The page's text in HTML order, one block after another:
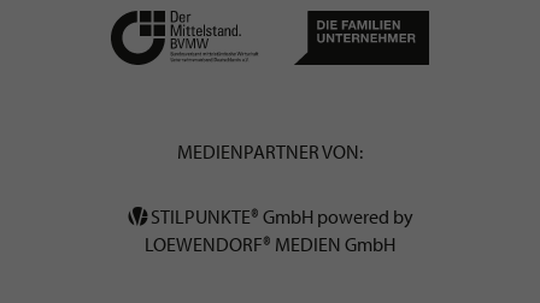
MEDIENPARTNER VON:
STILPUNKTE® GmbH powered by
LOEWENDORF® MEDIEN GmbH